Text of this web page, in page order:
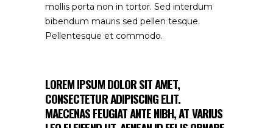
mollis porta non in tortor. Sed interdum
bibendum mauris sed pellen tesque.
Pellentesque et commodo.
LOREM IPSUM DOLOR SIT AMET,
CONSECTETUR ADIPISCING ELIT.
MAECENAS FEUGIAT ANTE NIBH, AT VARIUS